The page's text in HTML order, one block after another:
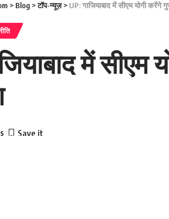
> Blog >टॉप-न्यूज़> UP: गाजियाबाद में सीएम योगी करेंगे
में सीएम